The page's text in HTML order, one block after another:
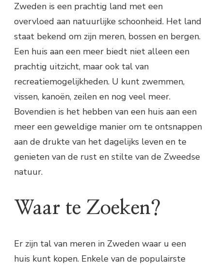
Zweden is een prachtig land met een
overvloed aan natuurlijke schoonheid. Het land
staat bekend om zijn meren, bossen en bergen.
Een huis aan een meer biedt niet alleen een
prachtig uitzicht, maar ook tal van
recreatiemogelijkheden. U kunt zwemmen,
vissen, kanoën, zeilen en nog veel meer.
Bovendien is het hebben van een huis aan een
meer een geweldige manier om te ontsnappen
aan de drukte van het dagelijks leven en te
genieten van de rust en stilte van de Zweedse
natuur.
Waar te Zoeken?
Er zijn tal van meren in Zweden waar u een
huis kunt kopen. Enkele van de populairste